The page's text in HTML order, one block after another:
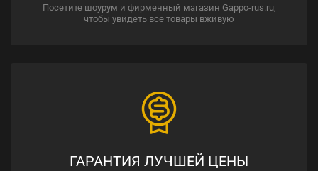
Посетите шоурум и фирменный магазин Gappo-rus.ru,
чтобы увидеть все товары вживую
ГАРАНТИЯ ЛУЧШЕЙ ЦЕНЫ